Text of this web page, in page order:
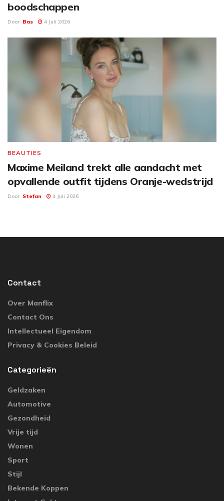
boodschappen
Door Bas 4 Juli 2026
BEAUTIES
Maxime Meiland trekt alle aandacht met
opvallende outfit tijdens Oranje-wedstrijd
Door Stefan 4 Juli 2026
Contact
Over Manflix
Contact Ons
Intellectueel Eigendom
Privacy & Cookies Beleid
Categorieën
Geldzaken
Automotive
Gezondheid
Vrije tijd
Wonen
Sport
Stijl
Bekende Koppen